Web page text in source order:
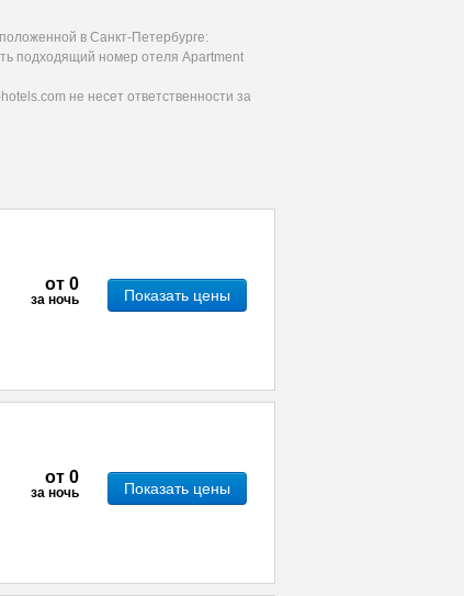
в Санкт-Петербурге:
подходящий номер отеля Apartment
не несет ответственности за
от 0
за ночь Показать цены
от 0
за ночь Показать цены